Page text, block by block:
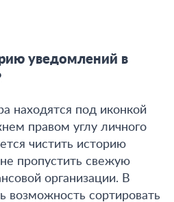
уведомлений в
находятся под иконкой
правом углу личного
чистить историю
пропустить свежую
организации. В
возможность сортировать